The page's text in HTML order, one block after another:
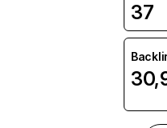
37